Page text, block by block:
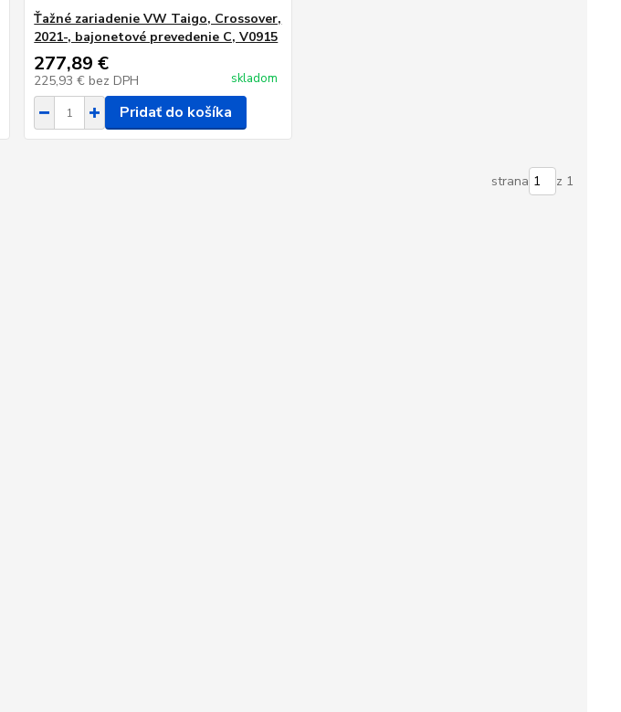
Ťažné zariadenie VW Taigo, Crossover,
2021-, bajonetové prevedenie C, V0915
277,89 €
225,93 € bez DPH skladom
Pridať do košíka
strana z 1